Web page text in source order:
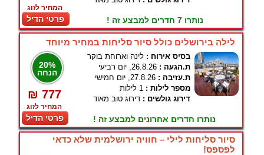
המחיר לזוג
פרטי הדיל נותרו 7 חדרים למבצע זה !
לילה בירושלים כולל סיור סליחות במחיר מיוחד
20%
הנחה
₪ 777
המחיר לזוג
פרטי הדיל
בסיס אירוח : לינה וארוחת בוקר
ת.הגעה : 26.8.26, יום רביעי
ת.עזיבה : 27.8.26, יום חמישי
מספר לילות : 1 לילות
דירוג גולשים : דירוג טוב מאוד
נותרו חדרים אחרונים למבצע זה !
סיור סליחות לילי – חוויה ירושלמית שלא כדאי
לפספס!